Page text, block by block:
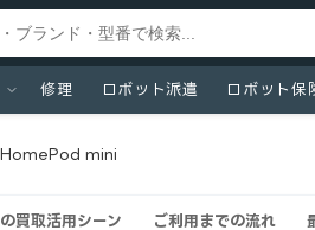
修理 ロボット派遣 ロボット保
HomePod mini
取活用シーン ご利用までの流れ